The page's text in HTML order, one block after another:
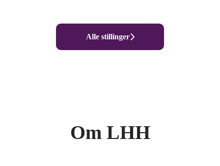
Alle stillinger
Om LHH